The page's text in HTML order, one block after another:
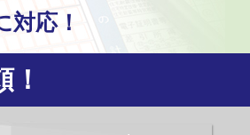
対応！